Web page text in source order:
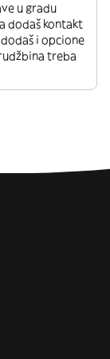
u gradu
dodaš kontakt
i opcione
treba